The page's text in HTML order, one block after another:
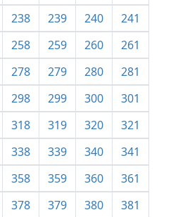
238 239 240
241
258 259 260
261
278 279 280
281
298 299 300
301
318 319 320
321
338 339 340
341
358 359 360
361
378 379 380
381